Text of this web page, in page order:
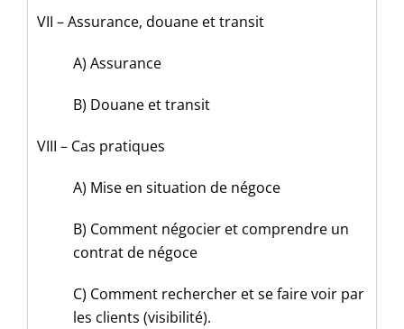
VII – Assurance, douane et transit
A) Assurance
B) Douane et transit
VIII – Cas pratiques
A) Mise en situation de négoce
B) Comment négocier et comprendre un
contrat de négoce
C) Comment rechercher et se faire voir par
les clients (visibilité).